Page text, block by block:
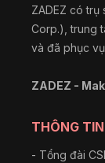
ZADEZ có trụ
Corp.), trung
và đã phục
ZADEZ -
THÔNG
- Tổng đài